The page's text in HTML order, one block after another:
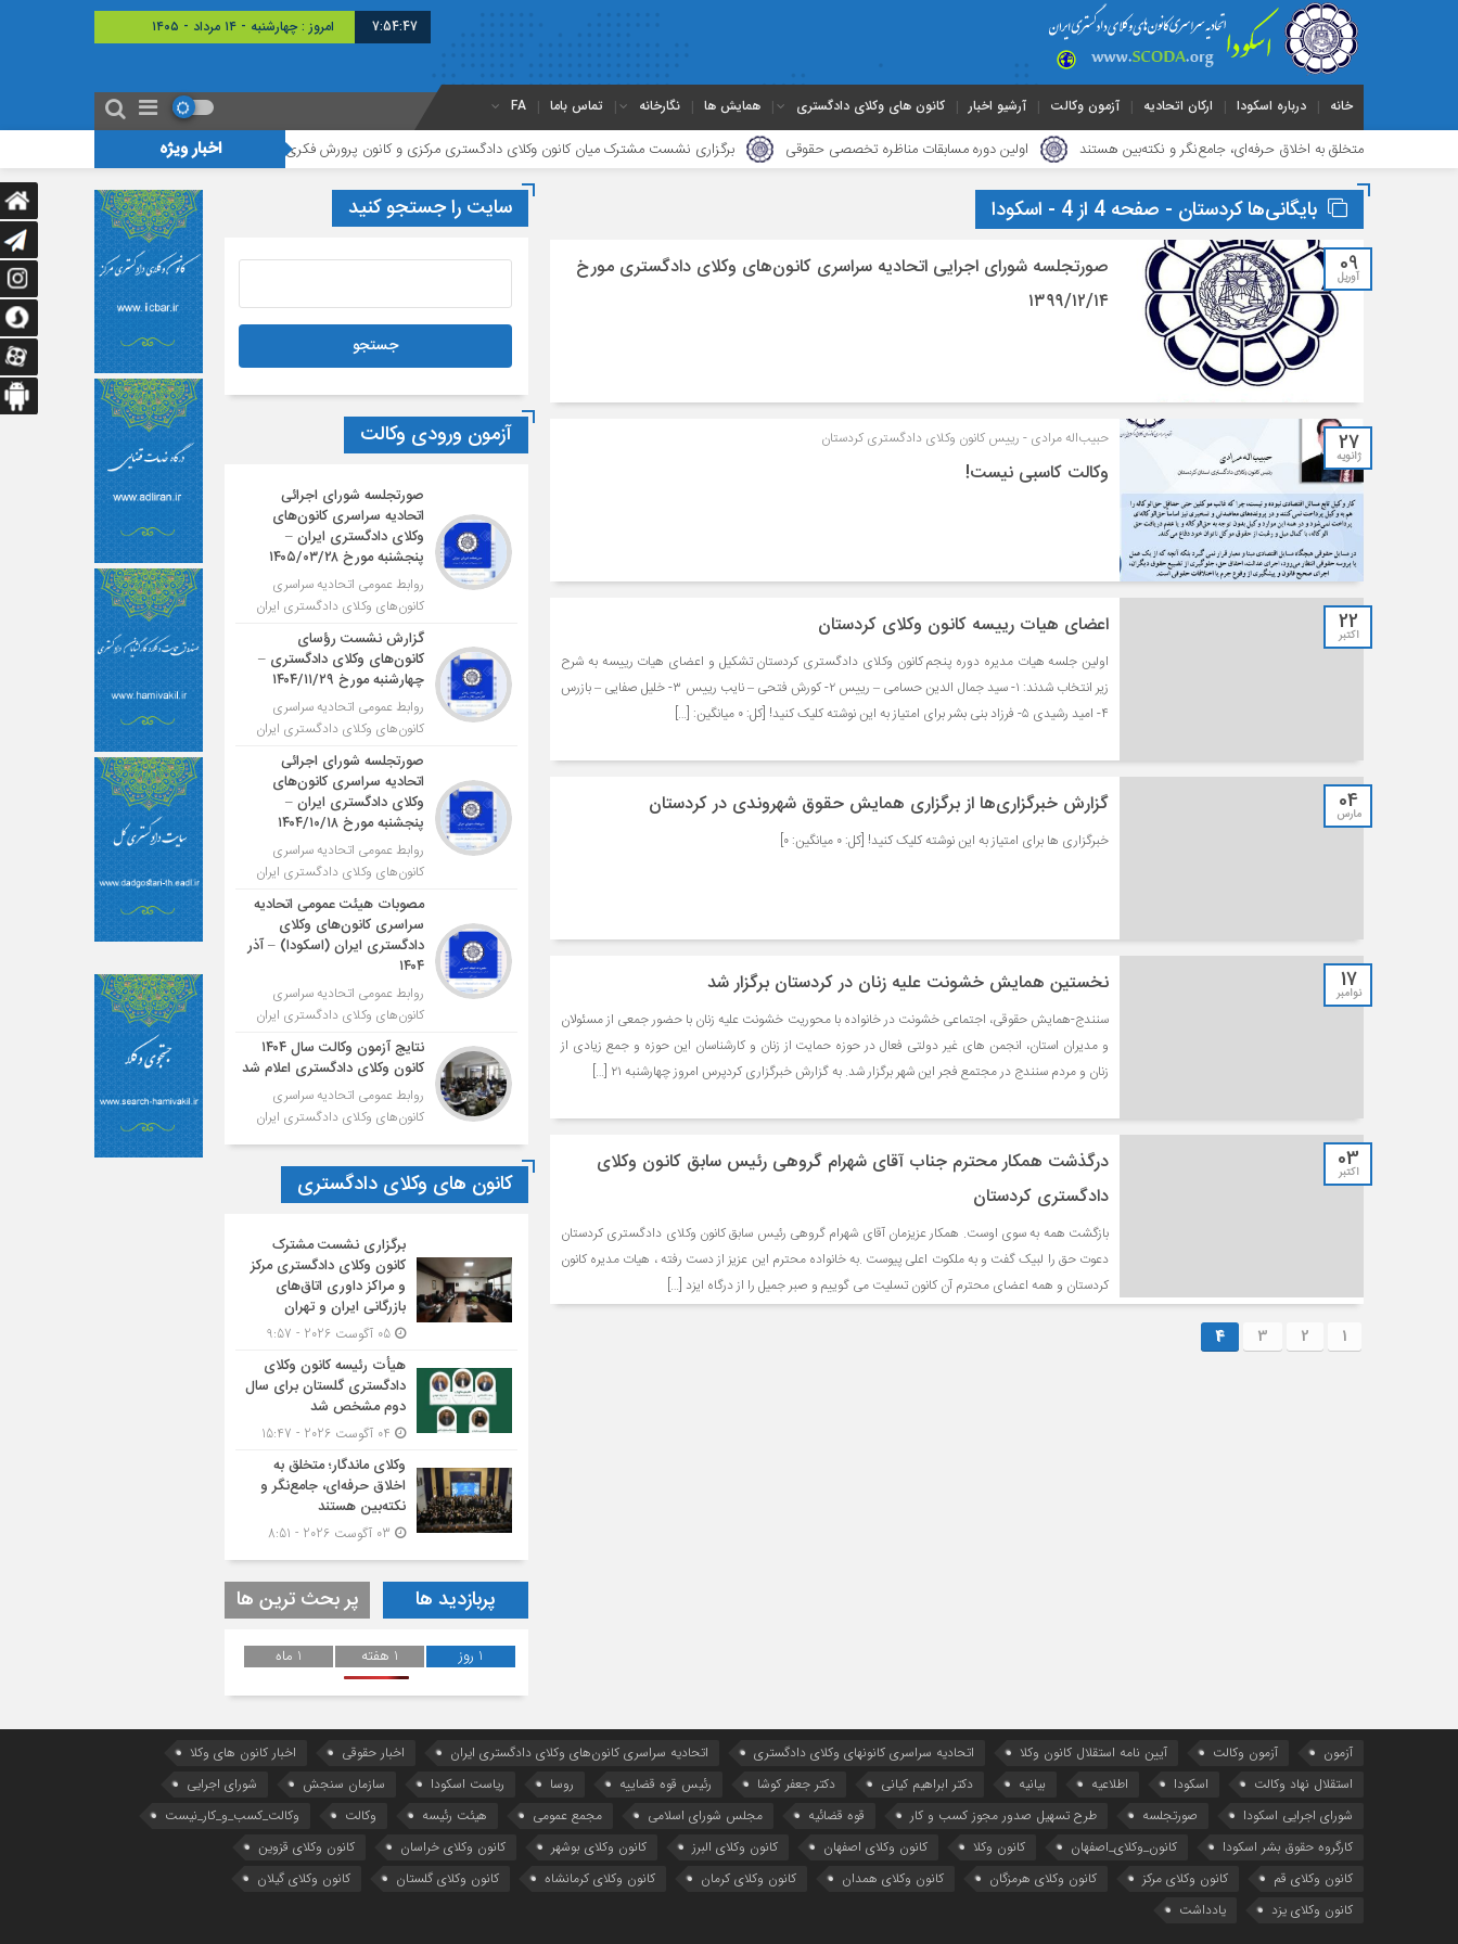
7:54:48 امروز : چهارشنبه - ۱۴ مرداد - ۱۴۰۵
خانه درباره اسکودا ارکان اتحادیه آزمون وکالت آرشیو اخبار کانون های وکلای دادگستری همایش ها نگارخانه تماس باما FA
اخبار ویژه ماندگار؛ متخلق به اخلاق حرفه‌ای، جامع‌نگر و نکته‌بین هستند اولین دوره مسابقات مناظره تخصصی حقوقی برگزاری نشست مشترک میان کانون وکلای دادگستری مرکزی و کانون پرورش فکری استان تأکید بر رفع چالش‌های مالیاتی وکلا در
بایگانی‌ها کردستان - صفحه 4 از 4 - اسکودا
09
آوریل
صورتجلسه شورای اجرایی اتحادیه سراسری کانون‌های وکلای دادگستری مورخ
۱۳۹۹/۱۲/۱۴
27
ژانویه
حبیب‌اله مرادی - رییس کانون وکلای دادگستری کردستان
وکالت کاسبی نیست!
22
اکتبر اعضای هیات رییسه کانون وکلای کردستان
اولین جلسه هیات مدیره دوره پنجم کانون وکلای دادگستری کردستان تشکیل و اعضای هیات رییسه به شرح
زیر انتخاب شدند: ۱- سید جمال الدین حسامی – رییس ۲- کورش فتحی – نایب رییس ۳- خلیل صفایی – بازرس
۴- امید رشیدی ۵- فرزاد بنی بشر برای امتیاز به این نوشته کلیک کنید! [کل: ۰ میانگین: […]
04
مارس گزارش خبرگزاری‌ها از برگزاری همایش حقوق شهروندی در کردستان
خبرگزاری ها برای امتیاز به این نوشته کلیک کنید! [کل: ۰ میانگین: ۰]
17
نوامبر نخستین همایش خشونت علیه زنان در کردستان برگزار شد
سنندج-همایش حقوقی، اجتماعی خشونت در خانواده با محوریت خشونت علیه زنان با حضور جمعی از مسئولان
و مدیران استان، انجمن های غیر دولتی فعال در حوزه حمایت از زنان و کارشناسان این حوزه و جمع زیادی از
زنان و مردم سنندج در مجتمع فجر این شهر برگزار شد. به گزارش خبرگزاری کردپرس امروز چهارشنبه ۲۱ […]
03
اکتبر
درگذشت همکار محترم جناب آقای شهرام گروهی رئیس سابق کانون وکلای
دادگستری کردستان
بازگشت همه به سوی اوست. همکار عزیزمان آقای شهرام گروهی رئیس سابق کانون وکلای دادگستری کردستان
دعوت حق را لبیک گفت و به ملکوت اعلی پیوست .به خانواده محترم این عزیز از دست رفته ، هیات مدیره کانون
کردستان و همه اعضای محترم آن کانون تسلیت می گوییم و صبر جمیل را از درگاه ایزد […]
1
2
3
4
سایت را جستجو کنید
آزمون ورودی وکالت
صورتجلسه شورای اجرائی
اتحادیه سراسری کانون‌های
وکلای دادگستری ایران –
پنجشنبه مورخ ۱۴۰۵/۰۳/۲۸
روابط عمومی اتحادیه سراسری
کانون‌های وکلای دادگستری ایران
گزارش نشست رؤسای
کانون‌های وکلای دادگستری –
چهارشنبه مورخ ۱۴۰۴/۱۱/۲۹
روابط عمومی اتحادیه سراسری
کانون‌های وکلای دادگستری ایران
صورتجلسه شورای اجرائی
اتحادیه سراسری کانون‌های
وکلای دادگستری ایران –
پنجشنبه مورخ ۱۴۰۴/۱۰/۱۸
روابط عمومی اتحادیه سراسری
کانون‌های وکلای دادگستری ایران
مصوبات هیئت عمومی اتحادیه
سراسری کانون‌های وکلای
دادگستری ایران (اسکودا) – آذر
۱۴۰۴
روابط عمومی اتحادیه سراسری
کانون‌های وکلای دادگستری ایران
نتایج آزمون وکالت سال ۱۴۰۴
کانون وکلای دادگستری اعلام شد
روابط عمومی اتحادیه سراسری
کانون‌های وکلای دادگستری ایران
کانون های وکلای دادگستری
برگزاری نشست مشترک
کانون وکلای دادگستری مرکز
و مراکز داوری اتاق‌های
بازرگانی ایران و تهران
هیأت ‌رئیسه کانون وکلای
دادگستری گلستان برای سال
دوم مشخص شد
وکلای ماندگار؛ متخلق به
اخلاق حرفه‌ای، جامع‌نگر و
نکته‌بین هستند
پربازدید ها پر بحث ترین ها
1 روز 1 هفته 1 ماه
آزمون آزمون وکالت آیین ‌نامه استقلال کانون وکلا اتحادیه سراسری کانونهای وکلای دادگستری اتحادیه سراسری کانون‌های وکلای دادگستری ایران اخبار حقوقی
اخبار کانون های وکلا
استقلال نهاد وکالت
اسکودا اطلاعیه بیانیه دکتر ابراهیم کیانی دکتر جعفر کوشا رئیس قوه قضاییه روسا ریاست اسکودا سازمان سنجش
شورای اجرایی
شورای اجرایی اسکودا
صورتجلسه طرح تسهیل صدور مجوز کسب و کار قوه قضائیه مجلس شورای اسلامی مجمع عمومی هیئت رئیسه وکالت
وکالت_کسب_و_کار_نیست
کارگروه حقوق بشر اسکودا
کانون_وکلای_اصفهان کانون وکلا کانون وکلای اصفهان کانون وکلای البرز کانون وکلای بوشهر کانون وکلای خراسان
کانون وکلای قزوین
کانون وکلای قم
کانون وکلای مرکز کانون وکلای هرمزگان کانون وکلای همدان کانون وکلای کرمان کانون وکلای کرمانشاه کانون وکلای گلستان
کانون وکلای گیلان
کانون وکلای یزد
یادداشت